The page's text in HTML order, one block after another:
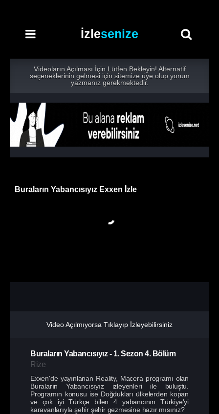
İzlesenize
Videoların Açılması İçin Lütfen Bekleyin! Alternatif
seçeneklerinin gelmesi için sitemize üye olup yorum
yazmanız gerekmektedir.
Buraların Yabancısıyız Exxen İzle
Video Açılmıyorsa Tıklayıp İzleyebilirsiniz
Buraların Yabancısıyız- 1. Sezon 4. Bölüm
Rize
Exxen'de yayınlanan Reality, Macera programı olan
Buraların Yabancısıyız izleyenleri ile buluştu.
Programın konusu ise Doğdukları ülkelerden kopan
ve çok iyi Türkçe bilen 4 yabancının Türkiye'yi
karavanlarıyla şehir şehir gezmesine hazır mısınız?